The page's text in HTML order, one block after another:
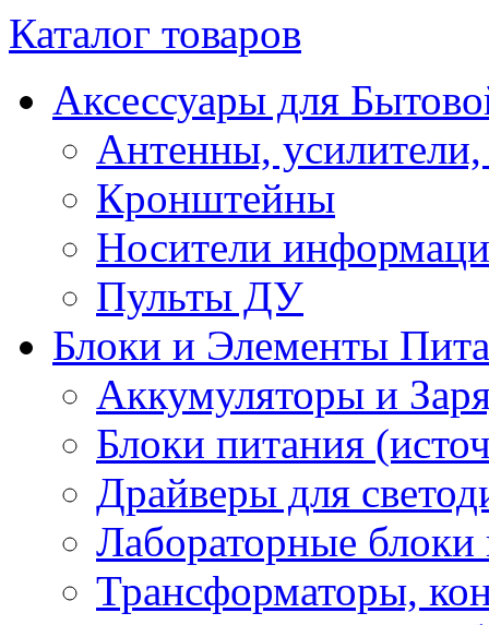
Каталог товаров
Аксессуары для
Антенны, усилители,
Кронштейны
Носители
Пульты ДУ
Блоки и Элементы
Аккумуляторы и
Блоки питания
Драйверы для
Лабораторные блоки
Трансформаторы,